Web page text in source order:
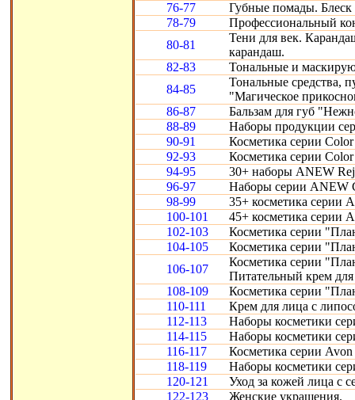
76-77
Губные помады. Блеск
78-79
Профессиональный
80-81
Тени для век.
карандаш.
82-83
Тональные и
84-85
Тональные средства,
"Магическое
86-87
Бальзам для губ
88-89
Наборы продукции
90-91
Косметика серии
92-93
Косметика серии
94-95
30+ наборы ANEW
96-97
Наборы серии ANEW
98-99
35+ косметика серии
100-101
45+ косметика серии
102-103
Косметика серии
104-105
Косметика серии
106-107
Косметика серии
Питательный крем для
108-109
Косметика серии
110-111
Крем для лица с
112-113
Наборы косметики
114-115
Наборы косметики
116-117
Косметика серии Avon
118-119
Наборы косметики
120-121
Уход за кожей лица с
122-123
Женские украшения.